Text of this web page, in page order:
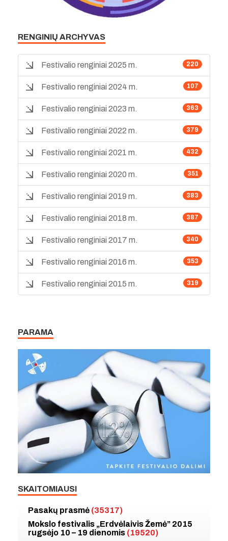
RENGINIŲ ARCHYVAS
220
Festivalio renginiai 2025 m.
107
Festivalio renginiai 2024 m.
363
Festivalio renginiai 2023 m.
379
Festivalio renginiai 2022 m.
432
Festivalio renginiai 2021 m.
351
Festivalio renginiai 2020 m.
383
Festivalio renginiai 2019 m.
387
Festivalio renginiai 2018 m.
340
Festivalio renginiai 2017 m.
353
Festivalio renginiai 2016 m.
319
Festivalio renginiai 2015 m.
PARAMA
SKAITOMIAUSI
Pasakų prasmė (35317)
Mokslo festivalis „Erdvėlaivis Žemė” 2015
rugsėjo 10 – 19 dienomis (19520)